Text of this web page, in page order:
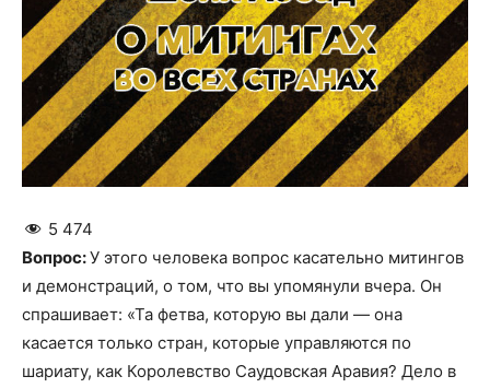
5 474
Вопрос:У этого человека вопрос касательно митингов
и демонстраций, о том, что вы упомянули вчера. Он
спрашивает: «Та фетва, которую вы дали — она
касается только стран, которые управляются по
шариату, как Королевство Саудовская Аравия? Дело в